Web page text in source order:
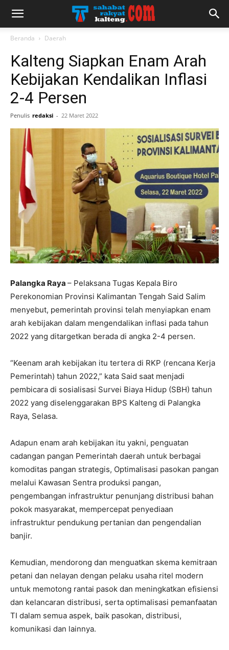
Beranda Daerah
Kalteng Siapkan Enam Arah
Kebijakan Kendalikan Inflasi
2-4 Persen
Penulis redaksi - 22 Maret 2022
Palangka Raya – Pelaksana Tugas Kepala Biro
Perekonomian Provinsi Kalimantan Tengah Said Salim
menyebut, pemerintah provinsi telah menyiapkan enam
arah kebijakan dalam mengendalikan inflasi pada tahun
2022 yang ditargetkan berada di angka 2-4 persen.
“Keenam arah kebijakan itu tertera di RKP (rencana Kerja
Pemerintah) tahun 2022,” kata Said saat menjadi
pembicara di sosialisasi Survei Biaya Hidup (SBH) tahun
2022 yang diselenggarakan BPS Kalteng di Palangka
Raya, Selasa.
Adapun enam arah kebijakan itu yakni, penguatan
cadangan pangan Pemerintah daerah untuk berbagai
komoditas pangan strategis, Optimalisasi pasokan pangan
melalui Kawasan Sentra produksi pangan,
pengembangan infrastruktur penunjang distribusi bahan
pokok masyarakat, mempercepat penyediaan
infrastruktur pendukung pertanian dan pengendalian
banjir.
Kemudian, mendorong dan menguatkan skema kemitraan
petani dan nelayan dengan pelaku usaha ritel modern
untuk memotong rantai pasok dan meningkatkan efisiensi
dan kelancaran distribusi, serta optimalisasi pemanfaatan
TI dalam semua aspek, baik pasokan, distribusi,
komunikasi dan lainnya.